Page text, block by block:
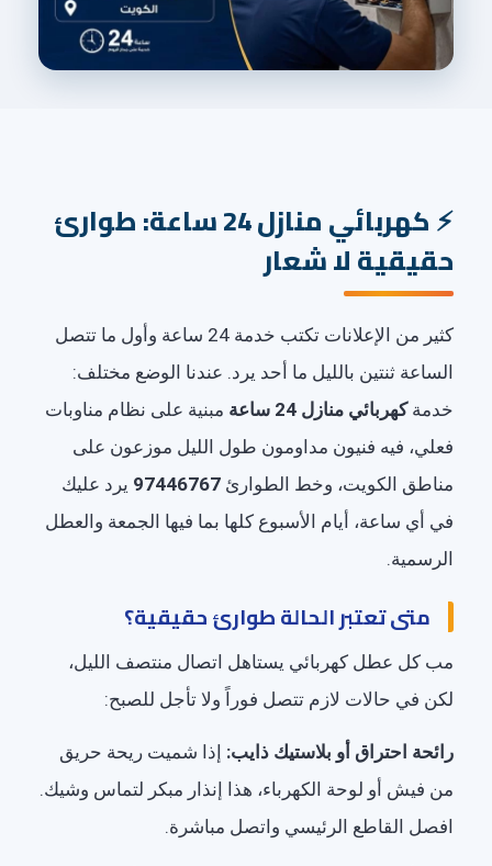
كهربائي منازل 24 ساعة: طوارئ
حقيقية لا شعار
كثير من الإعلانات تكتب خدمة 24 ساعة وأول ما تتصل
الساعة ثنتين بالليل ما أحد يرد. عندنا الوضع مختلف:
خدمةكهربائي منازل 24 ساعة
مبنية على نظام مناوبات
فعلي، فيه فنيون مداومون طول الليل موزعون على
مناطق الكويت، وخط الطوارئ 97446767 يرد عليك
في أي ساعة، أيام الأسبوع كلها بما فيها الجمعة والعطل
الرسمية.
متى تعتبر الحالة طوارئ حقيقية؟
مب كل عطل كهربائي يستاهل اتصال منتصف الليل،
لكن في حالات لازم تتصل فوراً ولا تأجل للصبح:
رائحة احتراق أو بلاستيك ذايب: إذا شميت ريحة حريق
من فيش أو لوحة الكهرباء، هذا إنذار مبكر لتماس وشيك.
افصل القاطع الرئيسي واتصل مباشرة.